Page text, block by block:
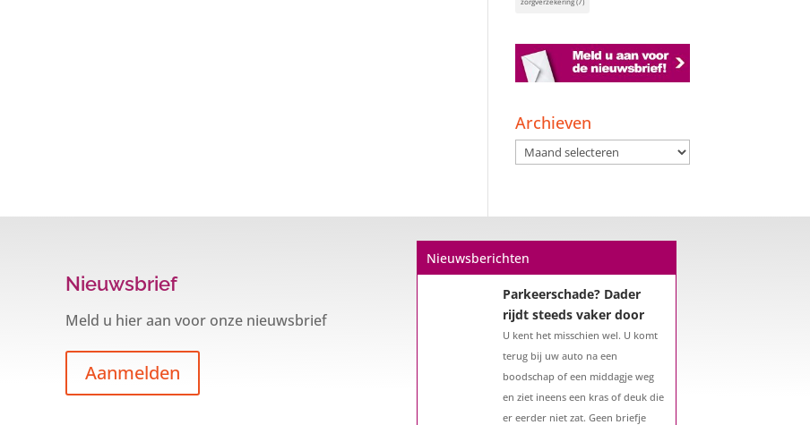
Archieven
Archieven
Nieuwsbrief
Meld u hier aan voor onze nieuwsbrief
Aanmelden
Nieuwsberichten
Een hypotheek na uw
mogelijkheden
De woningmarkt is nog steeds in
beweging. Misschien denkt u na
hypotheek als u 57 jaar of ouder
bent?...
Parkeerschade? Dader
rijdt steeds vaker door
U kent het misschien wel. U komt
terug bij uw auto na een
boodschap of een middagje weg
en ziet ineens een kras of deuk die
er eerder niet zat. Geen briefje